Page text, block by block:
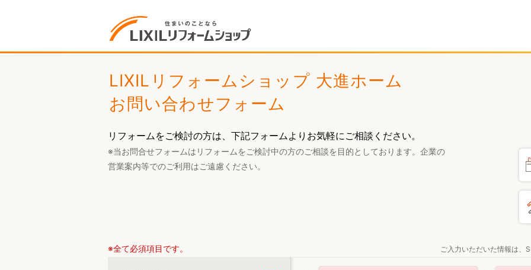
LIXILリフォームショップ 大進ホーム
お問い合わせフォーム
リフォームをご検討の方は、下記フォームよりお気軽にご相談ください。
※当お問合せフォームはリフォームをご検討中の方のご相談を目的としております。企業の
営業案内等でのご利用はご遠慮ください。
※全て必須項目です。 ご入力いただいた情報は、